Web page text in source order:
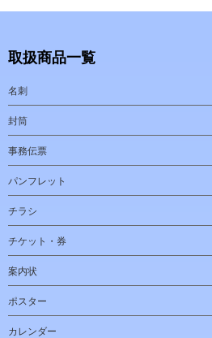
取扱商品一覧
名刺
封筒
事務伝票
パンフレット
チラシ
チケット・券
案内状
ポスター
カレンダー